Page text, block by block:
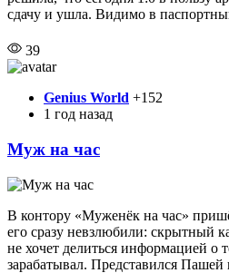
сдачу и ушла. Видимо в
39
Genius World +152
1 год назад
Муж на час
В контору «Муженёк на час»
его сразу невзлюбили: скрытный
не хочет делиться информацией о
зарабатывал. Представился Пашей